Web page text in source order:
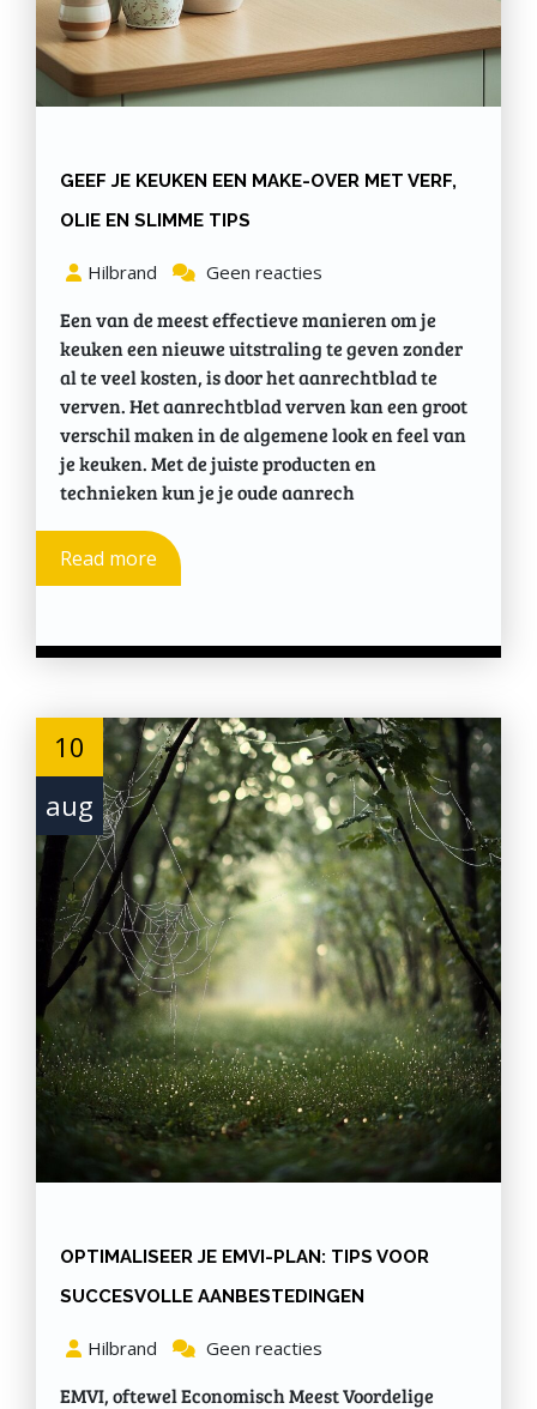
GEEF JE KEUKEN EEN MAKE-OVER MET VERF,
OLIE EN SLIMME TIPS
Hilbrand Geen reacties
Een van de meest effectieve manieren om je
keuken een nieuwe uitstraling te geven zonder
al te veel kosten, is door het aanrechtblad te
verven. Het aanrechtblad verven kan een groot
verschil maken in de algemene look en feel van
je keuken. Met de juiste producten en
technieken kun je je oude aanrech
Read more
10
aug
OPTIMALISEER JE EMVI-PLAN: TIPS VOOR
SUCCESVOLLE AANBESTEDINGEN
Hilbrand Geen reacties
EMVI, oftewel Economisch Meest Voordelige